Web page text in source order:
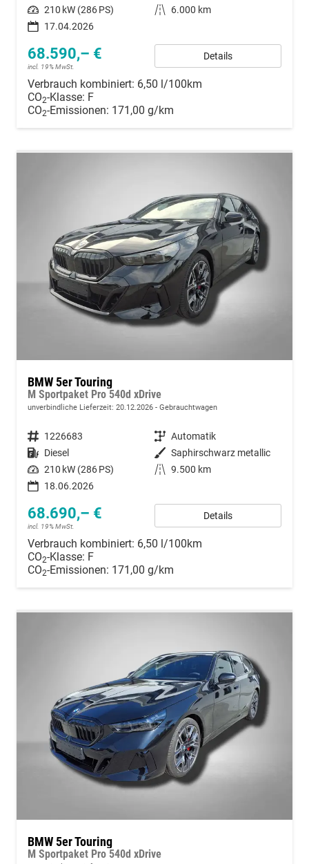
Leistung 210 kW (286 PS) Kilometerstand
6.000 km
17.04.2026
68.590,– €
incl. 19% MwSt.
Details
Verbrauch kombiniert: 6,50 l/100km
CO2-Klasse: F
CO2-Emissionen: 171,00 g/km
BMW 5er Touring
M Sportpaket Pro 540d xDrive
unverbindliche Lieferzeit: 20.12.2026 Gebrauchtwagen
Fahrzeugnummer 1226683 Getriebe Automatik
Kraftstoff Diesel Außenfarbe Saphirschwarz metallic
Leistung 210 kW (286 PS) Kilometerstand 9.500 km
18.06.2026
68.690,– €
incl. 19% MwSt.
Details
Verbrauch kombiniert: 6,50 l/100km
CO2-Klasse: F
CO2-Emissionen: 171,00 g/km
BMW 5er Touring
M Sportpaket Pro 540d xDrive